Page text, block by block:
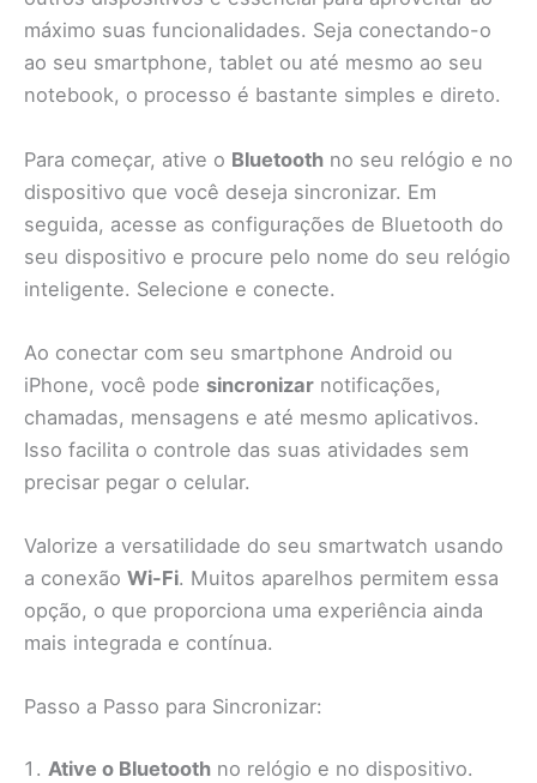
máximo suas funcionalidades. Seja conectando-o
ao seu smartphone, tablet ou até mesmo ao seu
notebook, o processo é bastante simples e direto.
Para começar, ative o Bluetooth no seu relógio e no
dispositivo que você deseja sincronizar. Em
seguida, acesse as configurações de Bluetooth do
seu dispositivo e procure pelo nome do seu relógio
inteligente. Selecione e conecte.
Ao conectar com seu smartphone Android ou
iPhone, você pode sincronizar notificações,
chamadas, mensagens e até mesmo aplicativos.
Isso facilita o controle das suas atividades sem
precisar pegar o celular.
Valorize a versatilidade do seu smartwatch usando
a conexão Wi-Fi. Muitos aparelhos permitem essa
opção, o que proporciona uma experiência ainda
mais integrada e contínua.
Passo a Passo para Sincronizar:
Ative o Bluetooth no relógio e no dispositivo.